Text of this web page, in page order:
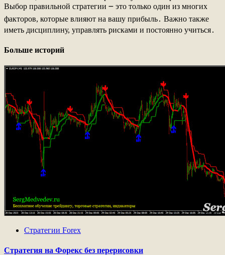
Выбор правильной стратегии ౼ это только один из многих
факторов, которые влияют на вашу прибыль․ Важно также
иметь дисциплину, управлять рисками и постоянно учиться․
Больше историй
Стратегии Forex
Стратегия на Форекс без перерисовки